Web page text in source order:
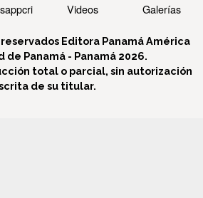
Videos Galerías
Editora Panamá América
de Panamá - Panamá 2026.
total o parcial, sin autorización
de su titular.